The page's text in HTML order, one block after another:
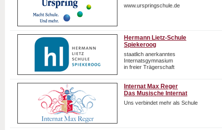
www.urspringschule.de
Hermann Lietz-Schule
Spiekeroog
staatlich anerkanntes
Internatsgymnasium
in freier Trägerschaft
Internat Max Reger
Das Musische Internat
Uns verbindet mehr als Schule